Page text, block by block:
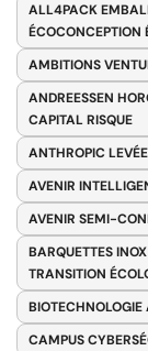
ALL4PACK
ÉCOCONCEPTION
AMBITIONS
ANDREESSEN
CAPITAL RISQUE
ANTHROPIC
AVENIR
AVENIR SEMI-
BARQUETTES
TRANSITION
BIOTECHNOLOGIE
CAMPUS